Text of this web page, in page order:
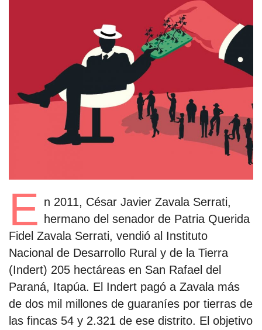
escuelas fumigadas
historia de las mujeres
patria contratista
plan del terror
consumo ilustrado
surti impreso
E n 2011, César Javier Zavala Serrati,
hermano del senador de Patria Querida
Fidel Zavala Serrati, vendió al Instituto
Nacional de Desarrollo Rural y de la Tierra
(Indert) 205 hectáreas en San Rafael del
Paraná, Itapúa. El Indert pagó a Zavala más
de dos mil millones de guaraníes por tierras de
las fincas 54 y 2.321 de ese distrito. El objetivo